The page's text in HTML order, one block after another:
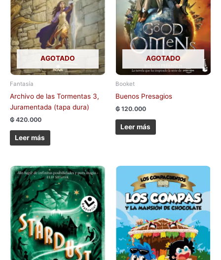
AGOTADO
Fantasía
Archivo de las Tormentas 3,
Juramentada (tapa dura)
₲ 420.000
Leer más
AGOTADO
Booket
Buenos Presagios
₲ 120.000
Leer más